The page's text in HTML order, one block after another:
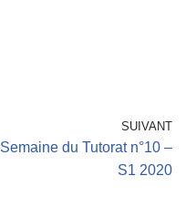
SUIVANT
Semaine du Tutorat n°10 –
S1 2020